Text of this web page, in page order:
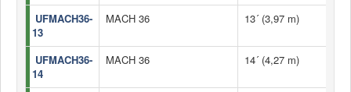
UFMACH36-
13
MACH 36 13´ (3,97 m)
UFMACH36-
14
MACH 36 14´ (4,27 m)